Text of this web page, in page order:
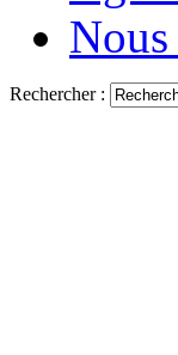
Rechercher :